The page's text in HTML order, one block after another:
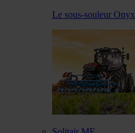
Le sous-souleur Onyx